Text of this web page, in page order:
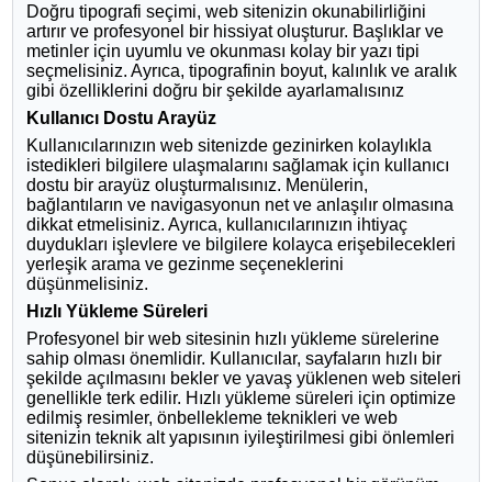
Doğru tipografi seçimi, web sitenizin okunabilirliğini
artırır ve profesyonel bir hissiyat oluşturur. Başlıklar ve
metinler için uyumlu ve okunması kolay bir yazı tipi
seçmelisiniz. Ayrıca, tipografinin boyut, kalınlık ve aralık
gibi özelliklerini doğru bir şekilde ayarlamalısınız
Kullanıcı Dostu Arayüz
Kullanıcılarınızın web sitenizde gezinirken kolaylıkla
istedikleri bilgilere ulaşmalarını sağlamak için kullanıcı
dostu bir arayüz oluşturmalısınız. Menülerin,
bağlantıların ve navigasyonun net ve anlaşılır olmasına
dikkat etmelisiniz. Ayrıca, kullanıcılarınızın ihtiyaç
duydukları işlevlere ve bilgilere kolayca erişebilecekleri
yerleşik arama ve gezinme seçeneklerini
düşünmelisiniz.
Hızlı Yükleme Süreleri
Profesyonel bir web sitesinin hızlı yükleme sürelerine
sahip olması önemlidir. Kullanıcılar, sayfaların hızlı bir
şekilde açılmasını bekler ve yavaş yüklenen web siteleri
genellikle terk edilir. Hızlı yükleme süreleri için optimize
edilmiş resimler, önbellekleme teknikleri ve web
sitenizin teknik alt yapısının iyileştirilmesi gibi önlemleri
düşünebilirsiniz.